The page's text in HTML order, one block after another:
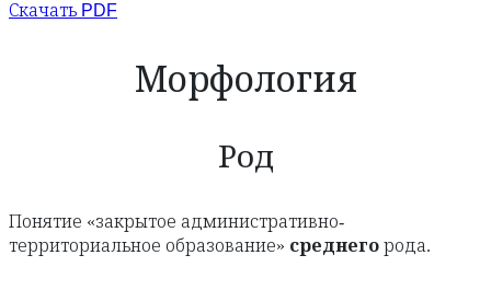
Скачать PDF
Морфология
Род
Понятие «закрытое административно-
территориальное образование» среднего рода.